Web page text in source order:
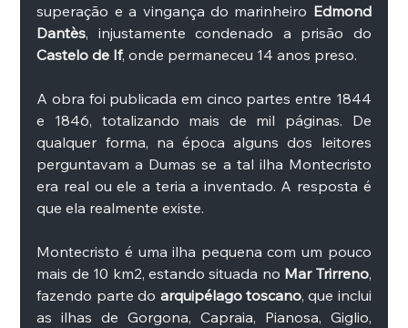
superação e a vingança do marinheiro Edmond
Dantès
Castelo de If, onde permaneceu 14 anos preso.
A obra foi publicada em cinco partes entre 1844
e 1846, totalizando mais de mil páginas. De
qualquer forma, na época alguns dos leitores
perguntavam a Dumas se a tal ilha Montecristo
era real ou ele a teria a inventado. A resposta é
que ela realmente existe.
Montecristo é uma ilha pequena com um pouco
mais de 10 km2, estando situada no Mar Trirreno,
fazendo parte do arquipélago toscano, que inclui
as ilhas de Gorgona, Capraia, Pianosa, Giglio,